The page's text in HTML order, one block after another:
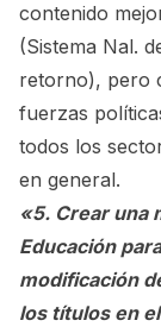
contenido
(Sistema Nal.
retorno), pero
fuerzas
todos los
en general.
«5. Crear una
Educación
modificación
los títulos en